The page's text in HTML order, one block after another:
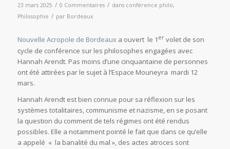
23 mars 2025 / 0 Commentaires / dans conférence philo,
Philosophie / par Bordeaux
Nouvelle Acropole de Bordeauxa ouvert le 1 ervolet de son
cycle de conférence sur les philosophes engagées avec
Hannah Arendt. Pas moins d’une cinquantaine de personnes
ont été attirées par le sujet à l’Espace Mouneyra mardi 12
mars.
Hannah Arendt est bien connue pour sa réflexion sur les
systèmes totalitaires, communisme et nazisme, en se posant
la question du comment de tels régimes ont été rendus
possibles. Elle a notamment pointé le fait que dans ce qu’elle
a appelé « la banalité du mal », des actes atroces sont